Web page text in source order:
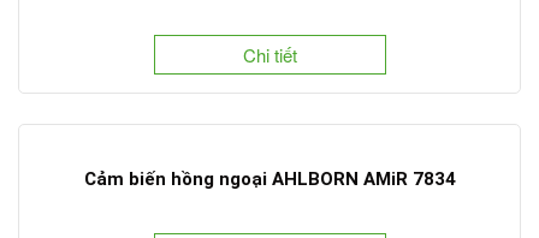
Chi tiết
Cảm biến hồng ngoại AHLBORN AMiR 7834